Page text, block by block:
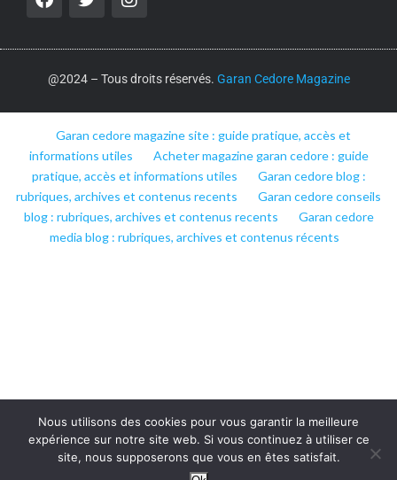
@2024 – Tous droits réservés. Garan Cedore Magazine
Garan cedore magazine site : guide pratique, accès et
informations utiles
Acheter magazine garan cedore : guide
pratique, accès et informations utiles
Garan cedore blog :
rubriques, archives et contenus recents
Garan cedore conseils
blog : rubriques, archives et contenus recents
Garan cedore
media blog : rubriques, archives et contenus récents
Nous utilisons des cookies pour vous garantir la meilleure
expérience sur notre site web. Si vous continuez à utiliser ce
site, nous supposerons que vous en êtes satisfait.